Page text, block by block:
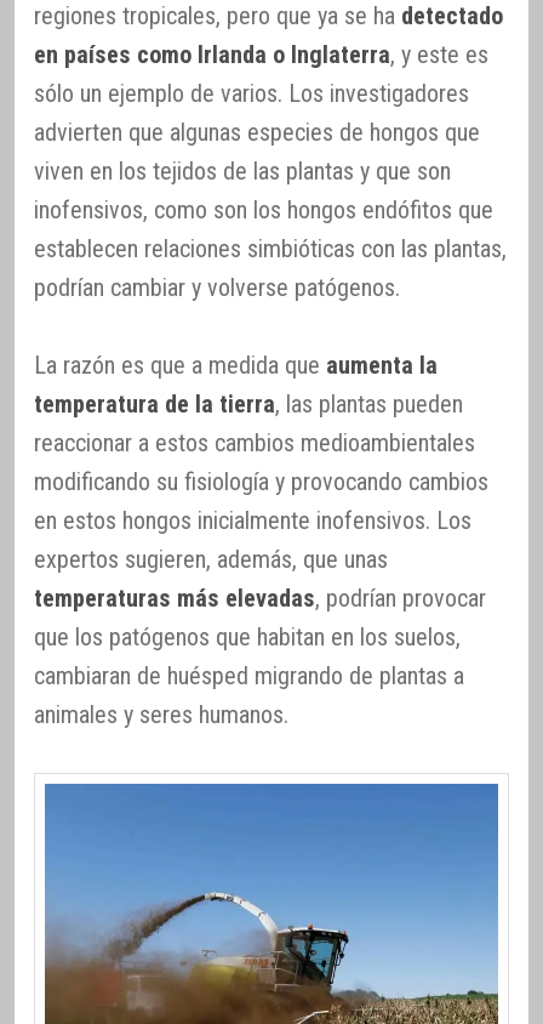
regiones tropicales, pero que ya se ha detectado
en países como Irlanda o Inglaterra, y este es
sólo un ejemplo de varios. Los investigadores
advierten que algunas especies de hongos que
viven en los tejidos de las plantas y que son
inofensivos, como son los hongos endófitos que
establecen relaciones simbióticas con las plantas,
podrían cambiar y volverse patógenos.
La razón es que a medida que aumenta la
temperatura de la tierra, las plantas pueden
reaccionar a estos cambios medioambientales
modificando su fisiología y provocando cambios
en estos hongos inicialmente inofensivos. Los
expertos sugieren, además, que unas
temperaturas más elevadas, podrían provocar
que los patógenos que habitan en los suelos,
cambiaran de huésped migrando de plantas a
animales y seres humanos.